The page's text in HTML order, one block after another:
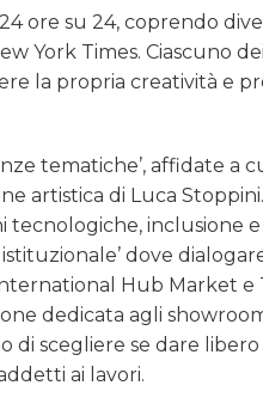
ore su 24, coprendo
York Times. Ciascuno
la propria creatività e
tematiche’, affidate a
artistica di Luca
inclusione e
dove
Hub Market
dedicata agli
scegliere se dare
ai lavori.